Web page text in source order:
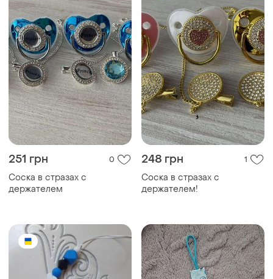
251 грн 0
Соска в стразах с
держателем
248 грн 1
Соска в стразах с
держателем!